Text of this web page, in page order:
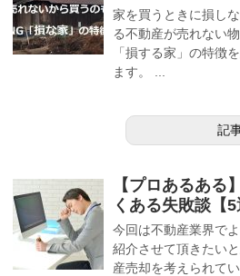
家を買うときに損し
る不動産が売れない
「損する家」の特徴
ます。 ...
記
【プロあるある
くある失敗談【5
今回は不動産業界で
紹介させて頂きたい
産売却を考えられて